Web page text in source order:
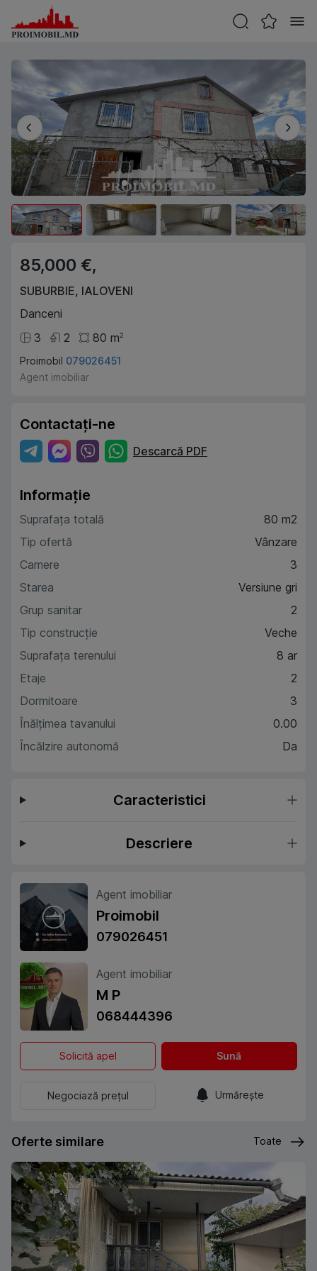
85,000 €,
SUBURBIE, IALOVENI
Danceni
3
2 80 m2
Proimobil 079026451
Agent imobiliar
Contactați-ne
Descarcă PDF
Informație
Suprafața totală
80 m2
Tip ofertă
Vânzare
Camere
3
Starea
Versiune gri
Grup sanitar
2
Tip construcție
Veche
Suprafaţa terenului
8 ar
Etaje
2
Dormitoare
3
Înălțimea tavanului
0.00
Încălzire autonomă
Da
Caracteristici
Descriere
Agent imobiliar
Proimobil
079026451
Agent imobiliar
M P
068444396
Solicită apel Sună
Negociază prețul Urmărește
Oferte similare Toate